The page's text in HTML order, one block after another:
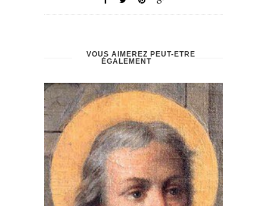
VOUS AIMEREZ PEUT-ÊTRE
ÉGALEMENT